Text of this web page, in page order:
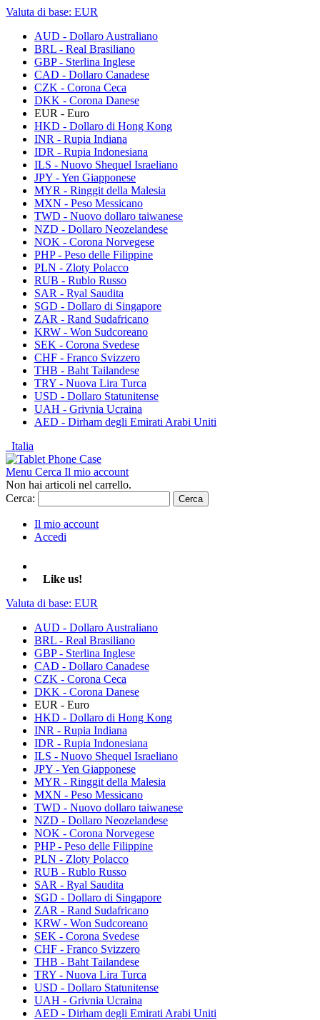
Valuta di base: EUR
AUD - Dollaro Australiano
BRL - Real Brasiliano
GBP - Sterlina Inglese
CAD - Dollaro Canadese
CZK - Corona Ceca
DKK - Corona Danese
EUR - Euro
HKD - Dollaro di Hong Kong
INR - Rupia Indiana
IDR - Rupia Indonesiana
ILS - Nuovo Shequel Israeliano
JPY - Yen Giapponese
MYR - Ringgit della Malesia
MXN - Peso Messicano
TWD - Nuovo dollaro taiwanese
NZD - Dollaro Neozelandese
NOK - Corona Norvegese
PHP - Peso delle Filippine
PLN - Zloty Polacco
RUB - Rublo Russo
SAR - Ryal Saudita
SGD - Dollaro di Singapore
ZAR - Rand Sudafricano
KRW - Won Sudcoreano
SEK - Corona Svedese
CHF - Franco Svizzero
THB - Baht Tailandese
TRY - Nuova Lira Turca
USD - Dollaro Statunitense
UAH - Grivnia Ucraina
AED - Dirham degli Emirati Arabi Uniti
Italia
Menu Cerca Il mio account
Non hai articoli nel carrello.
Cerca:
Cerca
Il mio account
Accedi
Like us!
Valuta di base: EUR
AUD - Dollaro Australiano
BRL - Real Brasiliano
GBP - Sterlina Inglese
CAD - Dollaro Canadese
CZK - Corona Ceca
DKK - Corona Danese
EUR - Euro
HKD - Dollaro di Hong Kong
INR - Rupia Indiana
IDR - Rupia Indonesiana
ILS - Nuovo Shequel Israeliano
JPY - Yen Giapponese
MYR - Ringgit della Malesia
MXN - Peso Messicano
TWD - Nuovo dollaro taiwanese
NZD - Dollaro Neozelandese
NOK - Corona Norvegese
PHP - Peso delle Filippine
PLN - Zloty Polacco
RUB - Rublo Russo
SAR - Ryal Saudita
SGD - Dollaro di Singapore
ZAR - Rand Sudafricano
KRW - Won Sudcoreano
SEK - Corona Svedese
CHF - Franco Svizzero
THB - Baht Tailandese
TRY - Nuova Lira Turca
USD - Dollaro Statunitense
UAH - Grivnia Ucraina
AED - Dirham degli Emirati Arabi Uniti